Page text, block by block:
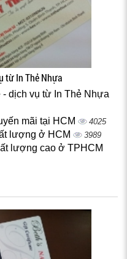
từ In Thẻ Nhựa
dịch vụ từ In Thẻ Nhựa
mãi tại HCM 4025
lượng ở HCM 3989
lượng cao ở TPHCM